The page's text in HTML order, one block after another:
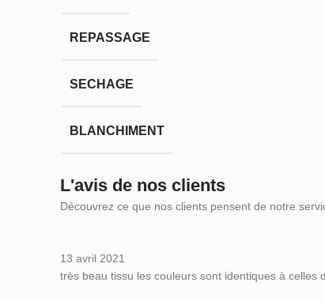
REPASSAGE
SECHAGE
BLANCHIMENT
L'avis de nos clients
Découvrez ce que nos clients pensent de notre
13 avril 2021
très beau tissu les couleurs sont identiques à celles